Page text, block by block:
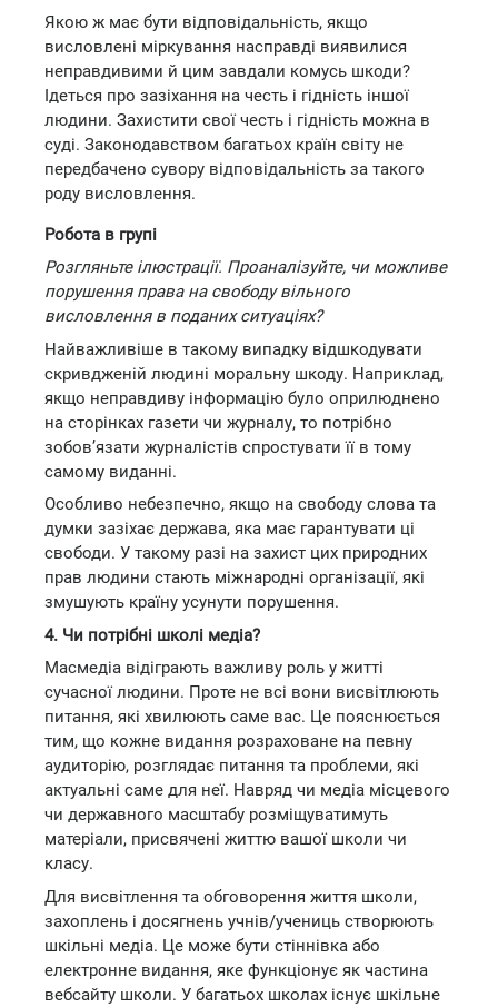
Якою ж має бути відповідальність, якщо
висловлені міркування насправді виявилися
неправдивими й цим завдали комусь шкоди?
Ідеться про зазіхання на честь і гідність іншої
людини. Захистити свої честь і гідність можна в
суді. Законодавством багатьох країн світу не
передбачено сувору відповідальність за такого
роду висловлення.
Робота в групі
Розгляньте ілюстрації. Проаналізуйте, чи можливе
порушення права на свободу вільного
висловлення в поданих ситуаціях?
Найважливіше в такому випадку відшкодувати
скривдженій людині моральну шкоду. Наприклад,
якщо неправдиву інформацію було оприлюднено
на сторінках газети чи журналу, то потрібно
зобов’язати журналістів спростувати її в тому
самому виданні.
Особливо небезпечно, якщо на свободу слова та
думки зазіхає держава, яка має гарантувати ці
свободи. У такому разі на захист цих природних
прав людини стають міжнародні організації, які
змушують країну усунути порушення.
4. Чи потрібні школі медіа?
Масмедіа відіграють важливу роль у житті
сучасної людини. Проте не всі вони висвітлюють
питання, які хвилюють саме вас. Це пояснюється
тим, що кожне видання розраховане на певну
аудиторію, розглядає питання та проблеми, які
актуальні саме для неї. Навряд чи медіа місцевого
чи державного масштабу розміщуватимуть
матеріали, присвячені життю вашої школи чи
класу.
Для висвітлення та обговорення життя школи,
захоплень і досягнень учнів/учениць створюють
шкільні медіа. Це може бути стіннівка або
електронне видання, яке функціонує як частина
вебсайту школи. У багатьох школах існує шкільне